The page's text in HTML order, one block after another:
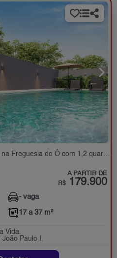
do Ó com 1,2 quartos - 17 a 37 m²
A PARTIR DE
R$ 179.900
- vaga
17 a 37 m²
Vida.
João Paulo I.